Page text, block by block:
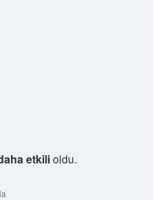
etkilioldu.